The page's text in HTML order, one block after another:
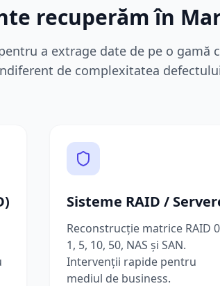
recuperăm în
a extrage date de pe o gamă
de complexitatea
Sisteme RAID /
Reconstrucție matrice RAID
1, 5, 10, 50, NAS și SAN.
Intervenții rapide pentru
mediul de business.